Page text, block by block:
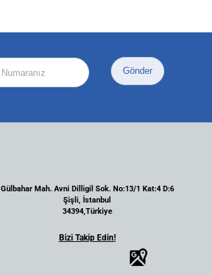
Gönder
Gülbahar Mah. Avni Dilligil Sok. No:13/1 Kat:4 D:6
Şişli, İstanbul
34394,Türkiye
Bizi Takip Edin!